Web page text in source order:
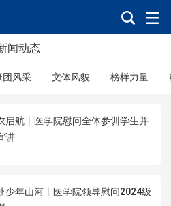
闻动态
团风采 文体风貌 榜样力量
启航丨医学院慰问全体参训学生并
讲
少年山河丨医学院领导慰问2024级